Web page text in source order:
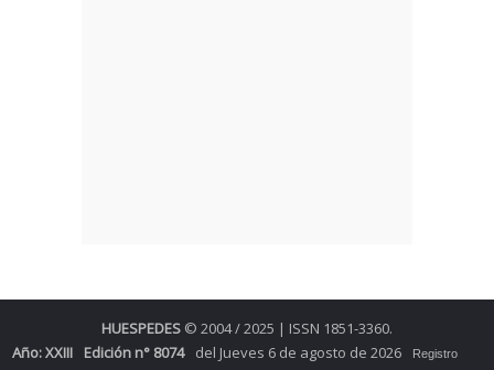
HUESPEDES © 2004 / 2025 | ISSN 1851-3360.
Año: XXIII
Edición n° 8074 del Jueves 6 de agosto de 2026 Registro